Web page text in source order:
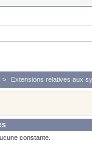
Extensions relatives aux
constante.